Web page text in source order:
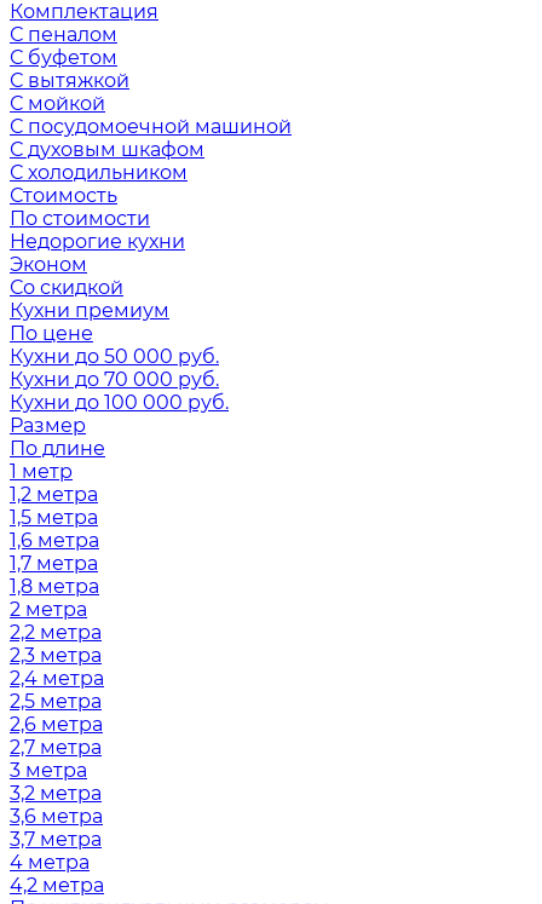
Комплектация
С пеналом
С буфетом
С вытяжкой
С мойкой
С посудомоечной машиной
С духовым шкафом
С холодильником
Стоимость
По стоимости
Недорогие кухни
Эконом
Со скидкой
Кухни премиум
По цене
Кухни до 50 000 руб.
Кухни до 70 000 руб.
Кухни до 100 000 руб.
Размер
По длине
1 метр
1,2 метра
1,5 метра
1,6 метра
1,7 метра
1,8 метра
2 метра
2,2 метра
2,3 метра
2,4 метра
2,5 метра
2,6 метра
2,7 метра
3 метра
3,2 метра
3,6 метра
3,7 метра
4 метра
4,2 метра